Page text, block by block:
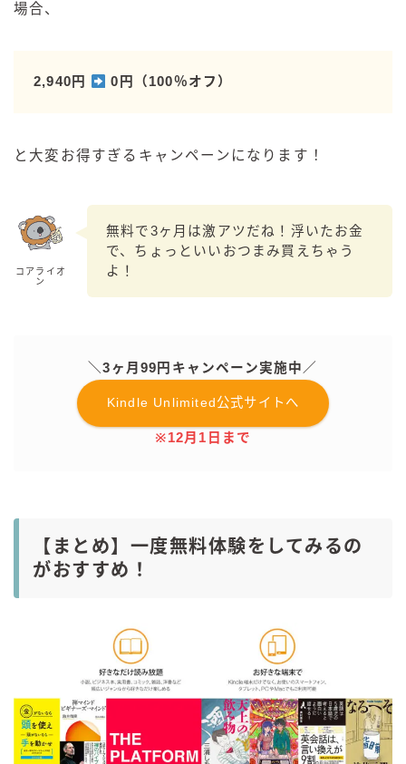
場合、
2,940円 0円（100％オフ）
と大変お得すぎるキャンペーンになります！
コアライオ
ン
無料で3ヶ月は激アツだね！浮いたお金
で、ちょっといいおつまみ買えちゃう
よ！
＼3ヶ月99円キャンペーン実施中／
Kindle Unlimited公式サイトへ
※12月1日まで
【まとめ】一度無料体験をしてみるの
がおすすめ！
毎日更新
缶チューハイの売れ筋ランキングはこちら